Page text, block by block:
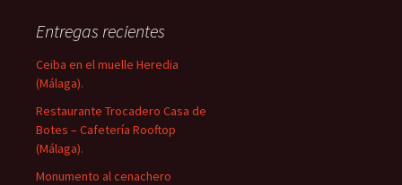
Entregas recientes
Ceiba en el muelle Heredia
(Málaga).
Restaurante Trocadero Casa de
Botes – Cafetería Rooftop
(Málaga).
Monumento al cenachero